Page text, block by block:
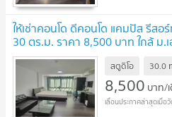
ให้เช่าคอนโด ดีคอนโด แคมปัส รีส
30 ตร.ม. ราคา 8,500 บาท ใกล้ ม.
สตูดิโอ 30.0
8,500 บาท/